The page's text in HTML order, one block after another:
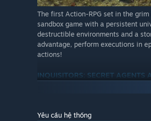
The first Action-RPG set in the
sandbox game with a persistent
destructible environments and a
advantage, perform executions in
actions!
INQUISITORS: SECRET AGENTS
Yêu cầu hệ thống